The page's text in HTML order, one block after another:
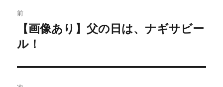
稿
ナ
ビ
前
去
投
稿:
【画像あり】父の日は、ナギサビー
ル！